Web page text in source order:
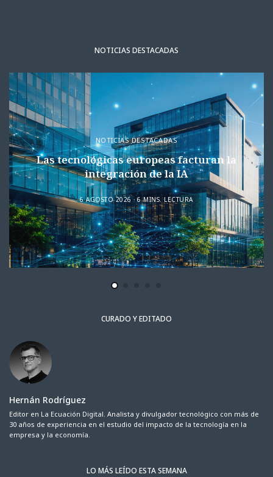
NOTICIAS DESTACADAS
NOTICIAS DESTACADAS
Las tecnológicas europeas facturan la
integración de la IA
6 AGOSTO 2026 6 MINS. LECTURA
CURADO Y EDITADO
Hernán Rodríguez
Editor en La Ecuación Digital. Analista y divulgador tecnológico con más de
30 años de experiencia en el estudio del impacto de la tecnología en la
empresa y la economía.
LO MÁS LEÍDO ESTA SEMANA